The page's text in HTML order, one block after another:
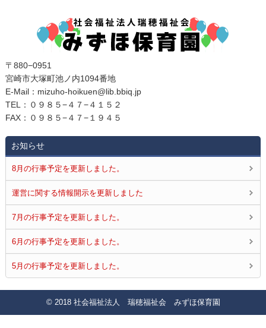
〒880−0951
宮崎市大塚町池ノ内1094番地
E‐Mail：mizuho-hoikuen@lib.bbiq.jp
TEL：０９８５−４７−４１５２
FAX：０９８５−４７−１９４５
お知らせ
8月の行事予定を更新しました。
運営に関する情報開示を更新しました
7月の行事予定を更新しました。
6月の行事予定を更新しました。
5月の行事予定を更新しました。
© 2018 社会福祉法人 瑞穂福祉会 みずほ保育園